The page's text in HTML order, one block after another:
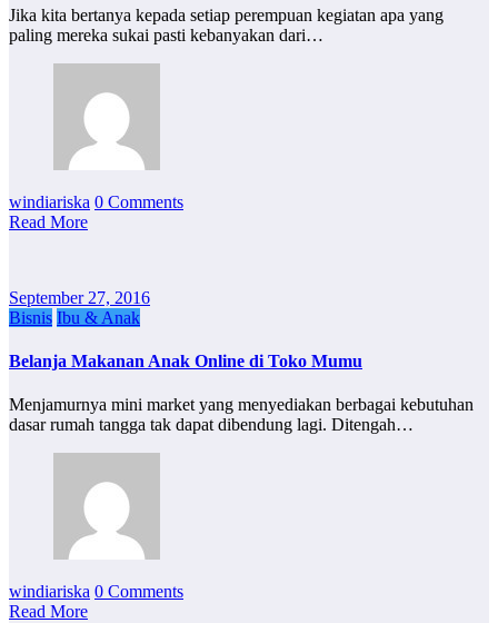
Jika kita bertanya kepada setiap perempuan kegiatan apa yang
paling mereka sukai pasti kebanyakan dari…
windiariska 0 Comments
Read More
September 27, 2016
Bisnis Ibu & Anak
Belanja Makanan Anak Online di Toko Mumu
Menjamurnya mini market yang menyediakan berbagai kebutuhan
dasar rumah tangga tak dapat dibendung lagi. Ditengah…
windiariska 0 Comments
Read More